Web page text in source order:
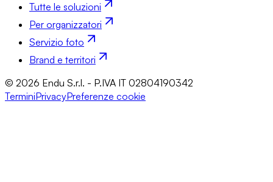
Tutte le soluzioni
Per organizzatori
Servizio foto
Brand e territori
© 2026 Endu S.r.l. - P.IVA IT 02804190342
TerminiPrivacyPreferenze cookie